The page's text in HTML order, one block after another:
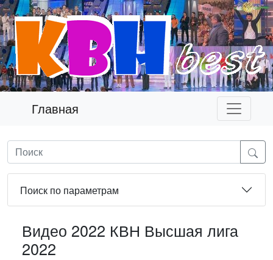
Главная
Поиск по параметрам
Видео 2022 КВН Высшая лига
2022